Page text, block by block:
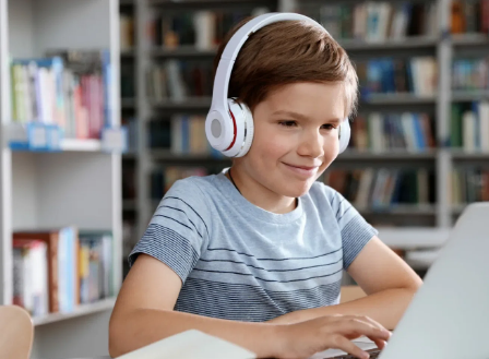
Карьерная консультация
Выбрать удобное время для звонка
СтажировкиДетские курсыБлогСобытия
Отзывы Выпускники
КонтактыОплатаСертификатВопросы и ответы
Аудиокнига QAПолитика конфиденциальности
©2016 - 2025 PASV. All rights reserved.